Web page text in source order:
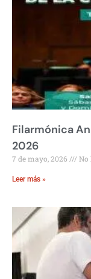
Filarmónica
2026
7 de mayo, 2026
Leer más »